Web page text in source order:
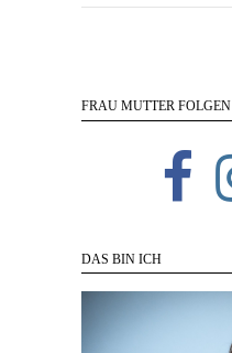
FRAU MUTTER FOLGEN
DAS BIN ICH